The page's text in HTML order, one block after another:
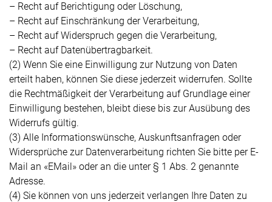
– Recht auf Berichtigung oder Löschung,
– Recht auf Einschränkung der Verarbeitung,
– Recht auf Widerspruch gegen die Verarbeitung,
– Recht auf Datenübertragbarkeit.
(2) Wenn Sie eine Einwilligung zur Nutzung von Daten
erteilt haben, können Sie diese jederzeit widerrufen. Sollte
die Rechtmäßigkeit der Verarbeitung auf Grundlage einer
Einwilligung bestehen, bleibt diese bis zur Ausübung des
Widerrufs gültig.
(3) Alle Informationswünsche, Auskunftsanfragen oder
Widersprüche zur Datenverarbeitung richten Sie bitte per E-
Mail an «EMail» oder an die unter § 1 Abs. 2 genannte
Adresse.
(4) Sie können von uns jederzeit verlangen Ihre Daten zu